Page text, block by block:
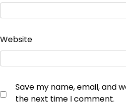
Website
Save my name, email, and
the next time I comment.